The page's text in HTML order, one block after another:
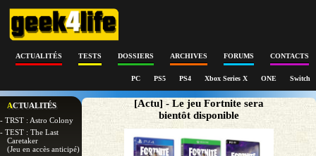
ACTUALITÉS TESTS DOSSIERS ARCHIVES FORUMS CONTACTS
PC PS5 PS4 Xbox Series X ONE Switch
ACTUALITÉS
- TRST : Astro Colony
- TEST : The Last
Caretaker
(Jeu en accès anticipé)
[Actu] - Le jeu Fortnite sera
bientôt disponible